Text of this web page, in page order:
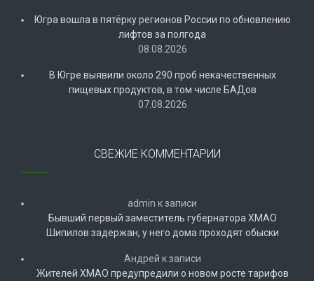
Югра вошла в пятёрку регионов России по обновлению
лифтов за полгода
08.08.2026
В Югре выявили около 290 проб некачественных
пищевых продуктов, в том числе БАДов
07.08.2026
СВЕЖИЕ КОММЕНТАРИИ
admin к записи
Бывший первый заместитель губернатора ХМАО
Шипилов задержан, у него дома проходят обыски
Андрей к записи
Жителей ХМАО предупредили о новом росте тарифов